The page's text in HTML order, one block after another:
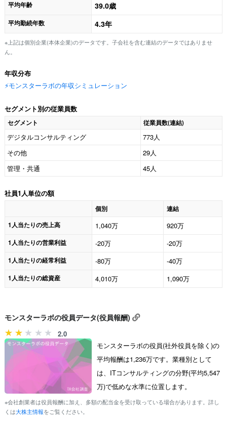
平均年齢 39.0歳
平均勤続年数 4.3年
※上記は個別企業(本体企業)のデータです。子会社を含む連結のデータではありませ
ん。
年収分布
⚡️モンスターラボの年収シミュレーション
セグメント別の従業員数
セグメント 従業員数(連結)
デジタルコンサルティング
773人
その他
29人
管理・共通
45人
社員1人単位の額
個別
連結
1人当たりの売上高
1,040万 920万
1人当たりの営業利益 -20万 -20万
1人当たりの経常利益 -80万 -40万
1人当たりの総資産 4,010万 1,090万
モンスターラボの役員データ(役員報酬)
2.0
モンスターラボの役員(社外役員を除く)の
平均報酬は1,236万です。業種別として
は、ITコンサルティングの分野(平均5,547
万)で低めな水準に位置します。
※会社創業者は役員報酬に加え、多額の配当金を受け取っている場合があります。詳し
くは大株主情報をご覧ください。